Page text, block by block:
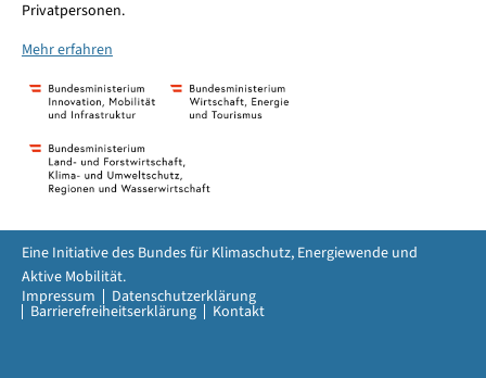
Privatpersonen.
Mehr erfahren
Impressum Datenschutzerklärung
Barrierefreiheitserklärung Kontakt
Eine Initiative des Bundes für Klimaschutz, Energiewende und
Aktive Mobilität.